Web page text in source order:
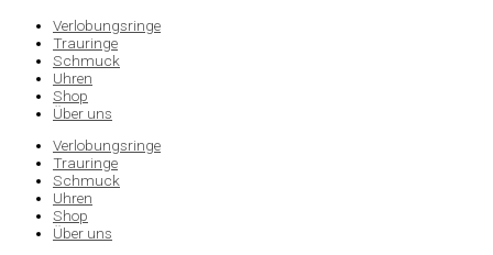
Verlobungsringe
Trauringe
Schmuck
Uhren
Shop
Über uns
Verlobungsringe
Trauringe
Schmuck
Uhren
Shop
Über uns